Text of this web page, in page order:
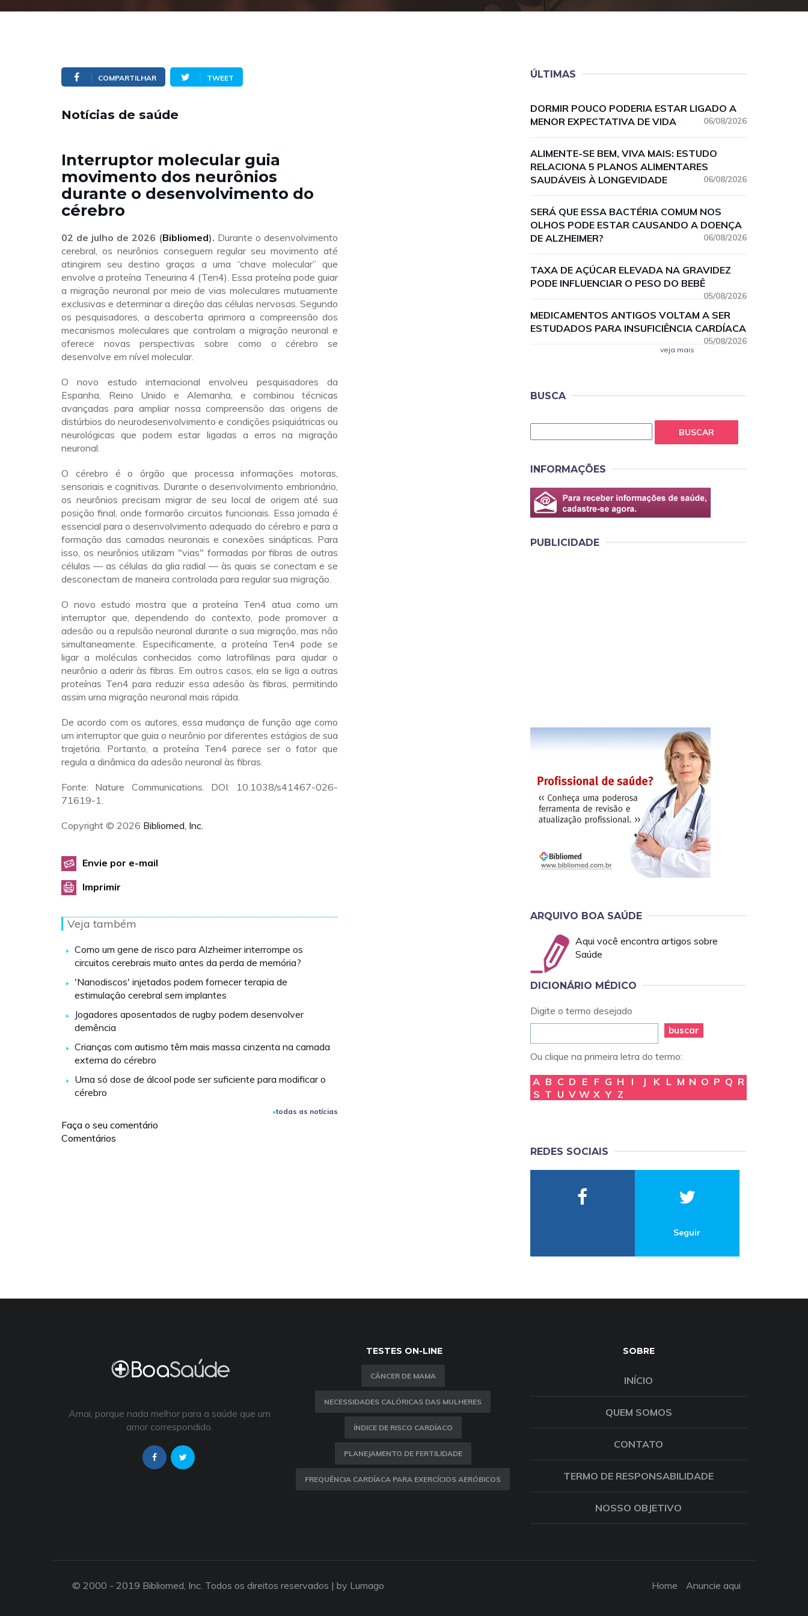
COMPARTILHAR TWEET
Notícias de saúde
Interruptor molecular guia
movimento dos neurônios
durante o desenvolvimento do
cérebro
02 de julho de 2026 (Bibliomed). Durante o desenvolvimento
cerebral, os neurônios conseguem regular seu movimento até
atingirem seu destino graças a uma “chave molecular” que
envolve a proteína Teneurina 4 (Ten4). Essa proteína pode guiar
a migração neuronal por meio de vias moleculares mutuamente
exclusivas e determinar a direção das células nervosas. Segundo
os pesquisadores, a descoberta aprimora a compreensão dos
mecanismos moleculares que controlam a migração neuronal e
oferece novas perspectivas sobre como o cérebro se
desenvolve em nível molecular.
O novo estudo internacional envolveu pesquisadores da
Espanha, Reino Unido e Alemanha, e combinou técnicas
avançadas para ampliar nossa compreensão das origens de
distúrbios do neurodesenvolvimento e condições psiquiátricas ou
neurológicas que podem estar ligadas a erros na migração
neuronal.
O cérebro é o órgão que processa informações motoras,
sensoriais e cognitivas. Durante o desenvolvimento embrionário,
os neurônios precisam migrar de seu local de origem até sua
posição final, onde formarão circuitos funcionais. Essa jornada é
essencial para o desenvolvimento adequado do cérebro e para a
formação das camadas neuronais e conexões sinápticas. Para
isso, os neurônios utilizam "vias" formadas por fibras de outras
células — as células da glia radial — às quais se conectam e se
desconectam de maneira controlada para regular sua migração.
O novo estudo mostra que a proteína Ten4 atua como um
interruptor que, dependendo do contexto, pode promover a
adesão ou a repulsão neuronal durante a sua migração, mas não
simultaneamente. Especificamente, a proteína Ten4 pode se
ligar a moléculas conhecidas como latrofilinas para ajudar o
neurônio a aderir às fibras. Em outros casos, ela se liga a outras
proteínas Ten4 para reduzir essa adesão às fibras, permitindo
assim uma migração neuronal mais rápida.
De acordo com os autores, essa mudança de função age como
um interruptor que guia o neurônio por diferentes estágios de sua
trajetória. Portanto, a proteína Ten4 parece ser o fator que
regula a dinâmica da adesão neuronal às fibras.
Fonte: Nature Communications. DOI: 10.1038/s41467-026-
71619-1.
Copyright © 2026 Bibliomed, Inc.
Envie por e-mail
Imprimir
Veja também
Como um gene de risco para Alzheimer interrompe os
circuitos cerebrais muito antes da perda de memória?
'Nanodiscos' injetados podem fornecer terapia de
estimulação cerebral sem implantes
Jogadores aposentados de rugby podem desenvolver
demência
Crianças com autismo têm mais massa cinzenta na camada
externa do cérebro
Uma só dose de álcool pode ser suficiente para modificar o
cérebro
todas as notícias
Faça o seu comentário
Comentários
ÚLTIMAS
DORMIR POUCO PODERIA ESTAR LIGADO A
MENOR EXPECTATIVA DE VIDA
06/08/2026
ALIMENTE-SE BEM, VIVA MAIS: ESTUDO
RELACIONA 5 PLANOS ALIMENTARES
SAUDÁVEIS À LONGEVIDADE
06/08/2026
SERÁ QUE ESSA BACTÉRIA COMUM NOS
OLHOS PODE ESTAR CAUSANDO A DOENÇA
DE ALZHEIMER?
06/08/2026
TAXA DE AÇÚCAR ELEVADA NA GRAVIDEZ
PODE INFLUENCIAR O PESO DO BEBÊ
05/08/2026
MEDICAMENTOS ANTIGOS VOLTAM A SER
ESTUDADOS PARA INSUFICIÊNCIA CARDÍACA
05/08/2026
veja mais
BUSCA
BUSCAR
INFORMAÇÕES
PUBLICIDADE
ARQUIVO BOA SAÚDE
Aqui você encontra artigos sobre
Saúde
DICIONÁRIO MÉDICO
Digite o termo desejado
buscar
Ou clique na primeira letra do termo:
A B C D E F G H I J K L M N O P Q R
S T U V W X Y Z
REDES SOCIAIS
Seguir
Amai, porque nada melhor para a saúde que um
amor correspondido.
TESTES ON-LINE
CÂNCER DE MAMA
NECESSIDADES CALÓRICAS DAS MULHERES
ÍNDICE DE RISCO CARDÍACO
PLANEJAMENTO DE FERTILIDADE
FREQUÊNCIA CARDÍACA PARA EXERCÍCIOS AERÓBICOS
SOBRE
INÍCIO
QUEM SOMOS
CONTATO
TERMO DE RESPONSABILIDADE
NOSSO OBJETIVO
Home Anuncie aqui
© 2000 - 2019 Bibliomed, Inc. Todos os direitos reservados | by Lumago